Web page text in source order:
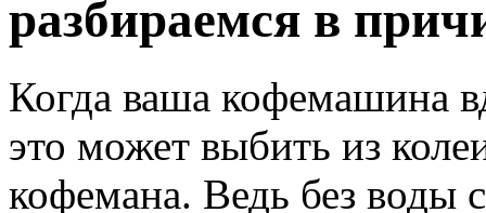
разбираемся в
Когда ваша кофемашина
это может выбить из
кофемана. Ведь без воды